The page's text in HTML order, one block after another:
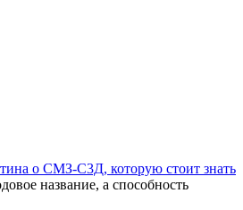
о СМЗ-С3Д, которую стоит знать
название, а способность